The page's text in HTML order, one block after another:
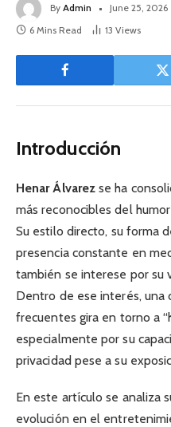
By Admin June 25, 2026
6 Mins Read
13 Views
Introducción
Henar Álvarez se ha
más reconocibles del
Su estilo directo, su forma
presencia constante en
también se interese por su
Dentro de ese interés, una
frecuentes gira en torno a
especialmente por su
privacidad pese a su
En este artículo se analiza
evolución en el